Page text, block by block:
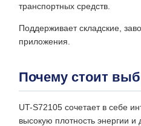
транспортных средств.
Поддерживает складские,
приложения.
Почему стоит
UT-S72105 сочетает в себе
высокую плотность энергии и